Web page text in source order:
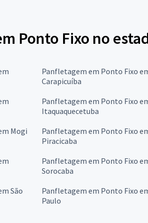
Ponto Fixo no
Panfletagem em Ponto Fixo
Carapicuíba
Panfletagem em Ponto Fixo
Itaquaquecetuba
Mogi
Panfletagem em Ponto Fixo
Piracicaba
Panfletagem em Ponto Fixo
Sorocaba
São
Panfletagem em Ponto Fixo
Paulo